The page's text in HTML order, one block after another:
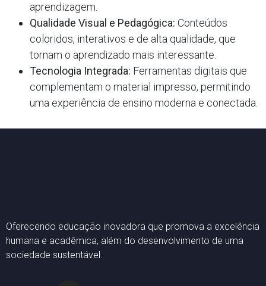
aprendizagem.
Qualidade Visual e Pedagógica: Conteúdos
coloridos, interativos e de alta qualidade, que
tornam o aprendizado mais interessante.
Tecnologia Integrada: Ferramentas digitais que
complementam o material impresso, permitindo
uma experiência de ensino moderna e conectada.
Oferecendo educação inovadora que promova a excelência
humana e acadêmica, além do desenvolvimento de uma
sociedade sustentável.